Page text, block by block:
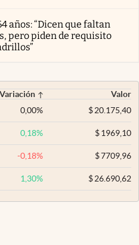
años: “Dicen que faltan
pero piden de requisito
Variación
Valor
0,00% $20.175,40
0,18% $1969,10
-0,18% $7709,96
1,30% $26.690,62